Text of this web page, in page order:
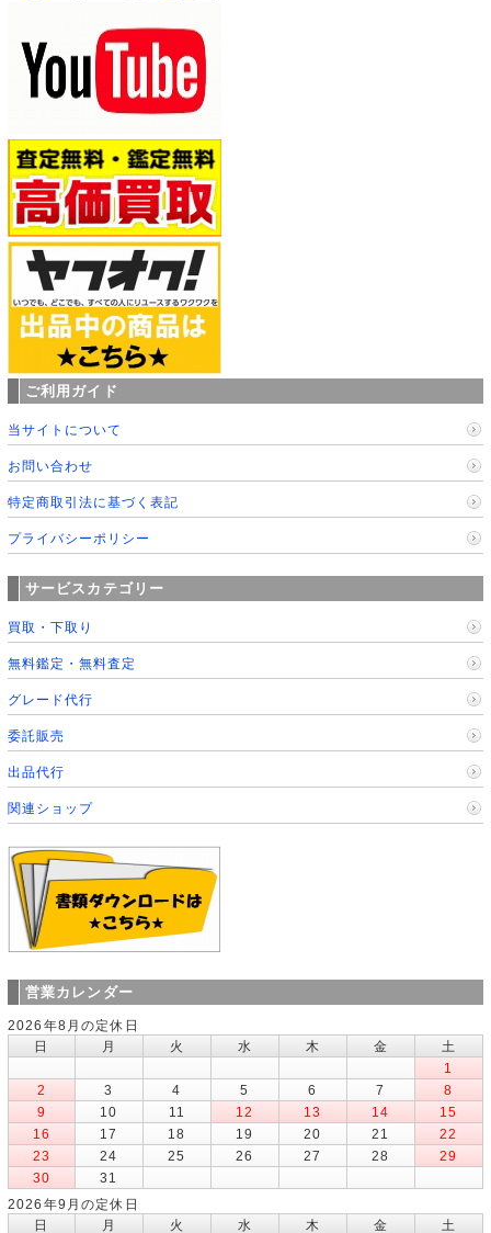
ご利用ガイド
当サイトについて
お問い合わせ
特定商取引法に基づく表記
プライバシーポリシー
サービスカテゴリー
買取・下取り
無料鑑定・無料査定
グレード代行
委託販売
出品代行
関連ショップ
営業カレンダー
2026年8月の定休日
日
月 火 水 木 金
土
1
2
3 4 5 6 7
8
9
10 11 12 13 14
15
16
17 18 19 20 21
22
23
24 25 26 27 28
29
30
31
2026年9月の定休日
日
月 火 水 木 金
土